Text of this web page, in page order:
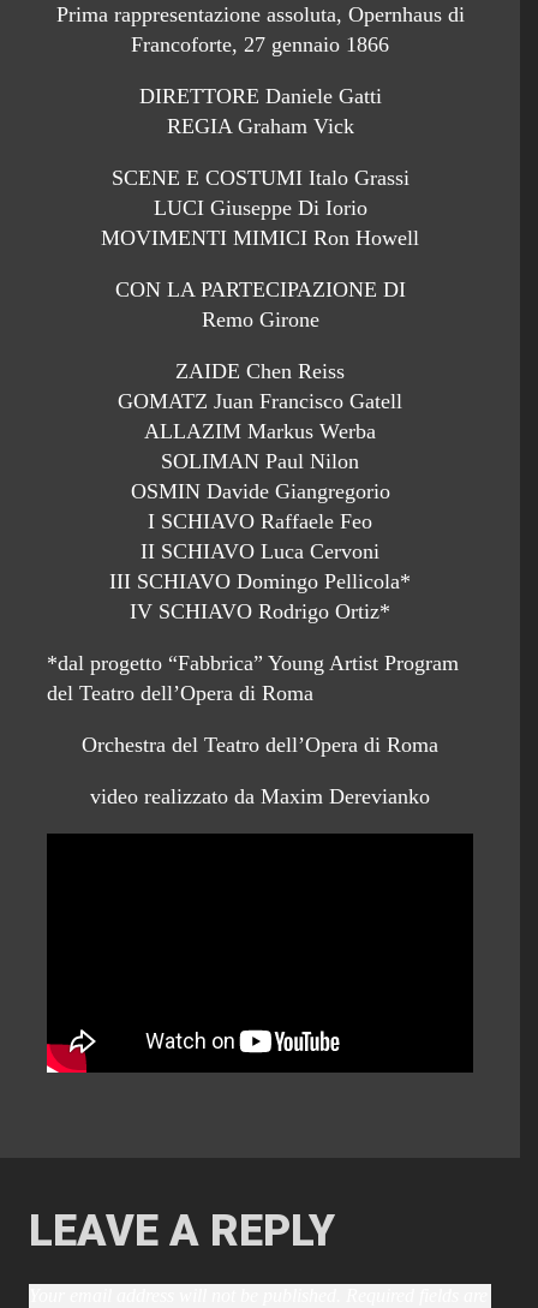
Prima rappresentazione assoluta, Opernhaus di
Francoforte, 27 gennaio 1866
DIRETTORE Daniele Gatti
REGIA Graham Vick
SCENE E COSTUMI Italo Grassi
LUCI Giuseppe Di Iorio
MOVIMENTI MIMICI Ron Howell
CON LA PARTECIPAZIONE DI
Remo Girone
ZAIDE Chen Reiss
GOMATZ Juan Francisco Gatell
ALLAZIM Markus Werba
SOLIMAN Paul Nilon
OSMIN Davide Giangregorio
I SCHIAVO Raffaele Feo
II SCHIAVO Luca Cervoni
III SCHIAVO Domingo Pellicola*
IV SCHIAVO Rodrigo Ortiz*
*dal progetto “Fabbrica” Young Artist Program
del Teatro dell’Opera di Roma
Orchestra del Teatro dell’Opera di Roma
video realizzato da Maxim Derevianko
LEAVE A REPLY